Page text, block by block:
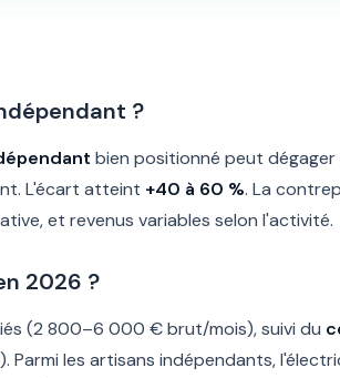
?
bien positionné peut
L'écart atteint +40 à 60 %. La
et revenus variables selon l'activité.
2026 ?
(2 800–6 000 € brut/mois), suivi du
les artisans indépendants,